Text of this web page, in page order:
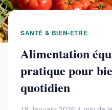
SANTÉ & BIEN-ÊTRE
Alimentation
pratique pour
quotidien